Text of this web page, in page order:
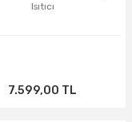
Isıtıcı
7.599,00 TL